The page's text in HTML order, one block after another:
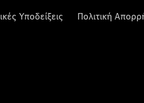
Υποδείξεις Πολιτική